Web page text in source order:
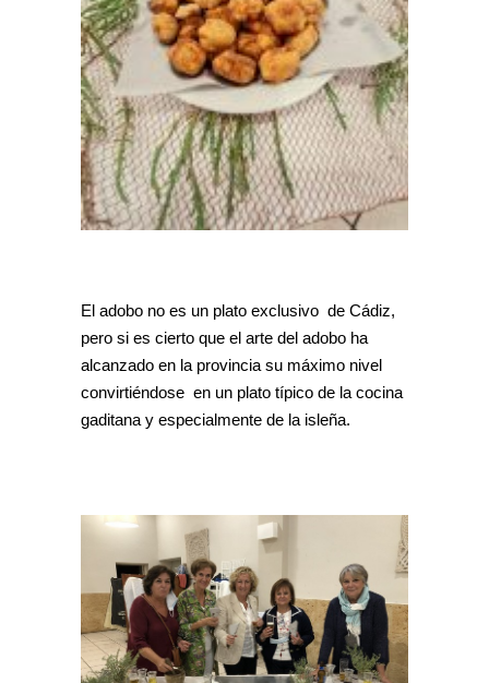
El adobo no es un plato exclusivo de Cádiz,
pero si es cierto que el arte del adobo ha
alcanzado en la provincia su máximo nivel
convirtiéndose en un plato típico de la cocina
gaditana y especialmente de la isleña.